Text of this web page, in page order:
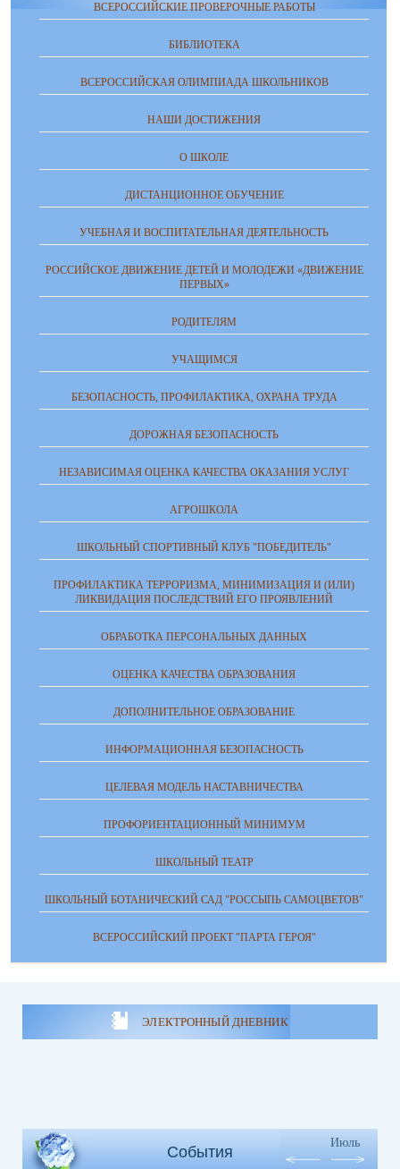
ВСЕРОССИЙСКИЕ ПРОВЕРОЧНЫЕ РАБОТЫ
БИБЛИОТЕКА
ВСЕРОССИЙСКАЯ ОЛИМПИАДА ШКОЛЬНИКОВ
НАШИ ДОСТИЖЕНИЯ
О ШКОЛЕ
ДИСТАНЦИОННОЕ ОБУЧЕНИЕ
УЧЕБНАЯ И ВОСПИТАТЕЛЬНАЯ ДЕЯТЕЛЬНОСТЬ
РОССИЙСКОЕ ДВИЖЕНИЕ ДЕТЕЙ И МОЛОДЕЖИ «ДВИЖЕНИЕ
ПЕРВЫХ»
РОДИТЕЛЯМ
УЧАЩИМСЯ
БЕЗОПАСНОСТЬ, ПРОФИЛАКТИКА, ОХРАНА ТРУДА
ДОРОЖНАЯ БЕЗОПАСНОСТЬ
НЕЗАВИСИМАЯ ОЦЕНКА КАЧЕСТВА ОКАЗАНИЯ УСЛУГ
АГРОШКОЛА
ШКОЛЬНЫЙ СПОРТИВНЫЙ КЛУБ "ПОБЕДИТЕЛЬ"
ПРОФИЛАКТИКА ТЕРРОРИЗМА, МИНИМИЗАЦИЯ И (ИЛИ)
ЛИКВИДАЦИЯ ПОСЛЕДСТВИЙ ЕГО ПРОЯВЛЕНИЙ
ОБРАБОТКА ПЕРСОНАЛЬНЫХ ДАННЫХ
ОЦЕНКА КАЧЕСТВА ОБРАЗОВАНИЯ
ДОПОЛНИТЕЛЬНОЕ ОБРАЗОВАНИЕ
ИНФОРМАЦИОННАЯ БЕЗОПАСНОСТЬ
ЦЕЛЕВАЯ МОДЕЛЬ НАСТАВНИЧЕСТВА
ПРОФОРИЕНТАЦИОННЫЙ МИНИМУМ
ШКОЛЬНЫЙ ТЕАТР
ШКОЛЬНЫЙ БОТАНИЧЕСКИЙ САД "РОССЫПЬ САМОЦВЕТОВ"
ВСЕРОССИЙСКИЙ ПРОЕКТ "ПАРТА ГЕРОЯ"
ЭЛЕКТРОННЫЙ ДНЕВНИК
События
Июль